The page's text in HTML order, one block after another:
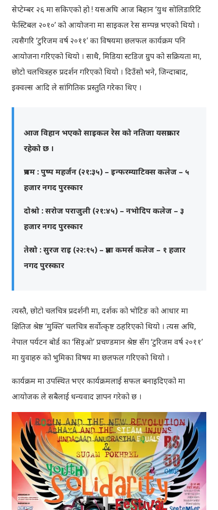
सेप्टेम्बर २६ मा सकिएको हो ! यसअघि आज बिहान ‘युथ सोलिडारिटि
फेस्टिबल २०१०’ को आयोजना मा साइकल रेस सम्पन्न भएको थियो ।
त्यसैगरि ‘टुरिजम वर्ष २०११’ का विषयमा छलफल कार्यक्रम पनि
आयोजना गरिएको थियो । साथै, मिडिया स्टडिज ग्रुप को सक्रियता मा,
छोटो चलचित्रहरु प्रदर्शन गरिएको थियो । दिउँसो भने, जिन्दाबाद,
इक्वल्स आदि ले सांगितिक प्रस्तुति गरेका थिए ।
आज विहान भएको साइकल रेस को नतिजा यसप्रकार
रहेको छ ।
प्रथम : पुष्प महर्जन (२१:३५) – इन्फरम्याटिक्स कलेज – ५
हजार नगद पुरस्कार
दोश्रो : सरोज पराजुली (२१:४५) – नभोदिप कलेज – ३
हजार नगद पुरस्कार
तेस्रो : सुरज राइ (२२:१५) – प्रज्ञा कमर्स कलेज – १ हजार
नगद पुरस्कार
त्यस्तै, छोटो चलचित्र प्रदर्शनी मा, दर्शक को भोटिङ को आधार मा
क्षितिज श्रेष्ठ ‘मुक्ति’ चलचित्र सर्वोत्कृष्ट ठहरिएको थियो । त्यस अघि,
नेपाल पर्यटन बोर्ड का ‘सिइओ’ प्रचण्डमान श्रेष्ठ सँग ‘टुरिजम वर्ष २०११’
मा युवाहरु को भुमिका विषय मा छलफल गरिएको थियो ।
कार्यक्रम मा उपस्थित भएर कार्यक्रमलाई सफल बनाइदिएको मा
आयोजक ले सबैलाई धन्यवाद ज्ञापन गरेको छ ।